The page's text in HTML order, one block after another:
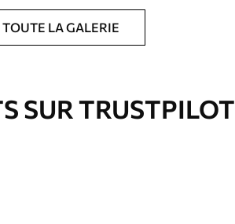
cm de large.LA GALERIE
SUR TRUSTPILOT